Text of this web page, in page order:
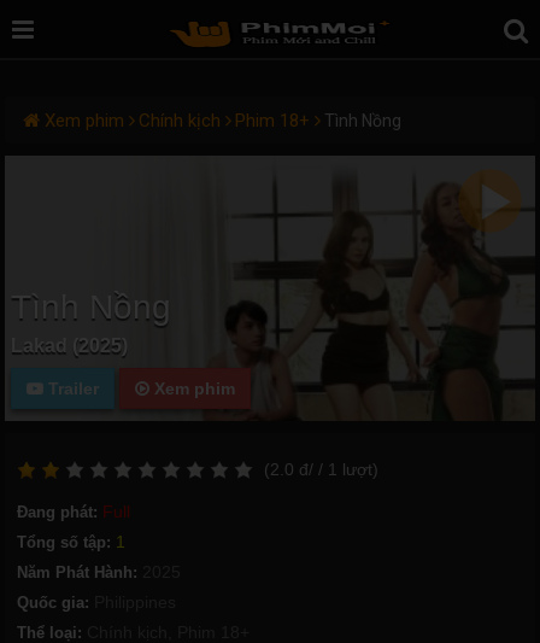
Xem phim Chính kịch Phim 18+ Tình Nồng
Tình Nồng
Lakad (2025)
Trailer Xem phim
(2.0 đ/ / 1 lượt)
Đang phát: Full
Tổng số tập: 1
Năm Phát Hành:
Quốc gia:
Thể loại: